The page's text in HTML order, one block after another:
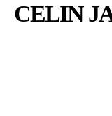
CELIN